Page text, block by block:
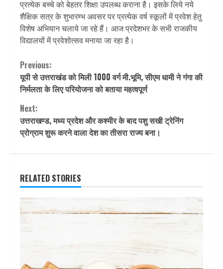
प्रत्येक बच्चे को बेहतर शिक्षा उपलब्ध कराना है। इसके लिये नये
शैक्षिक सत्र के शुभारम्भ अवसर पर प्रत्येक वर्ष स्कूलों में प्रवेश हेतु
विशेष अभियान चलाये जा रहे हैं। आज प्रदेशभर के सभी राजकीय
विद्यालयों में प्रवेशोत्सव मनाया जा रहा है।
Continue
Reading
Previous:
यूपी से उत्तराखंड को मिली 1000 वर्ग मी.भूमि, सीएम धामी ने गंगा की
निर्मलता के लिए परियोजना को बताया महत्वपूर्ण
Next:
उत्तराखण्ड, मध्य प्रदेश और कश्मीर के बाद पशु सखी ट्रेनिंग
प्रोग्राम शुरू करने वाला देश का तीसरा राज्य बना।
RELATED STORIES